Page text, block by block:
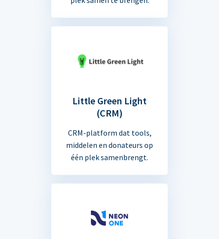
Little Green Light
(CRM)
CRM-platform dat tools,
middelen en donateurs op
één plek samenbrengt.